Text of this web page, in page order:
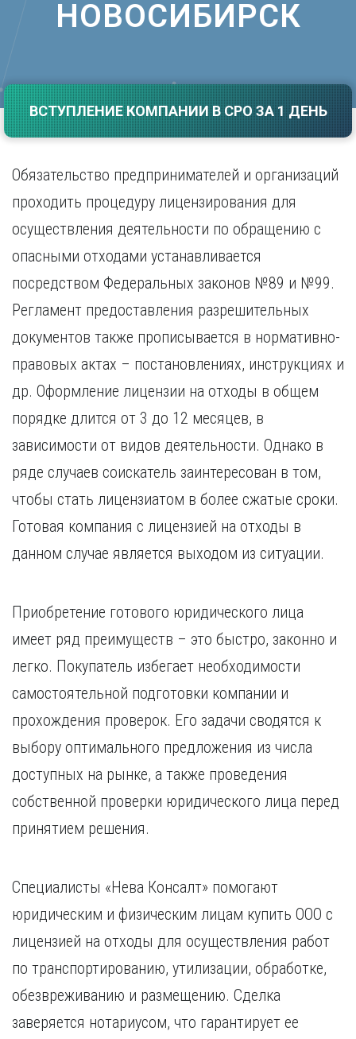
Волгоград
Екатеринбург
И
Иваново
Иркутск
К
Казань
Калининград
Кемерово
Киров
Красноярск
Курган
Курск
Л
Магнитогорск
Махачкала
Мурманск
Н
Нижний Тагил
Новокузнецк
Новосибирск
Саратов
Сочи
Ставрополь
Т
Тверь
Тольятти
Томск
Тула
Тюмень
У
Улан-Удэ
Уфа
Х
Хабаровск
Ч
Чебоксары
Челябинск
Чита
Я
Ярославль
НОВОСИБИРСК
ВСТУПЛЕНИЕ КОМПАНИИ В СРО ЗА 1 ДЕНЬ
Обязательство предпринимателей и организаций
проходить процедуру лицензирования для
осуществления деятельности по обращению с
опасными отходами устанавливается
посредством Федеральных законов №89 и №99.
Регламент предоставления разрешительных
документов также прописывается в нормативно-
правовых актах – постановлениях, инструкциях и
др. Оформление лицензии на отходы в общем
порядке длится от 3 до 12 месяцев, в
зависимости от видов деятельности. Однако в
ряде случаев соискатель заинтересован в том,
чтобы стать лицензиатом в более сжатые сроки.
Готовая компания с лицензией на отходы в
данном случае является выходом из ситуации.
Приобретение готового юридического лица
имеет ряд преимуществ – это быстро, законно и
легко. Покупатель избегает необходимости
самостоятельной подготовки компании и
прохождения проверок. Его задачи сводятся к
выбору оптимального предложения из числа
доступных на рынке, а также проведения
собственной проверки юридического лица перед
принятием решения.
Специалисты «Нева Консалт» помогают
юридическим и физическим лицам купить ООО с
лицензией на отходы для осуществления работ
по транспортированию, утилизации, обработке,
обезвреживанию и размещению. Сделка
заверяется нотариусом, что гарантирует ее